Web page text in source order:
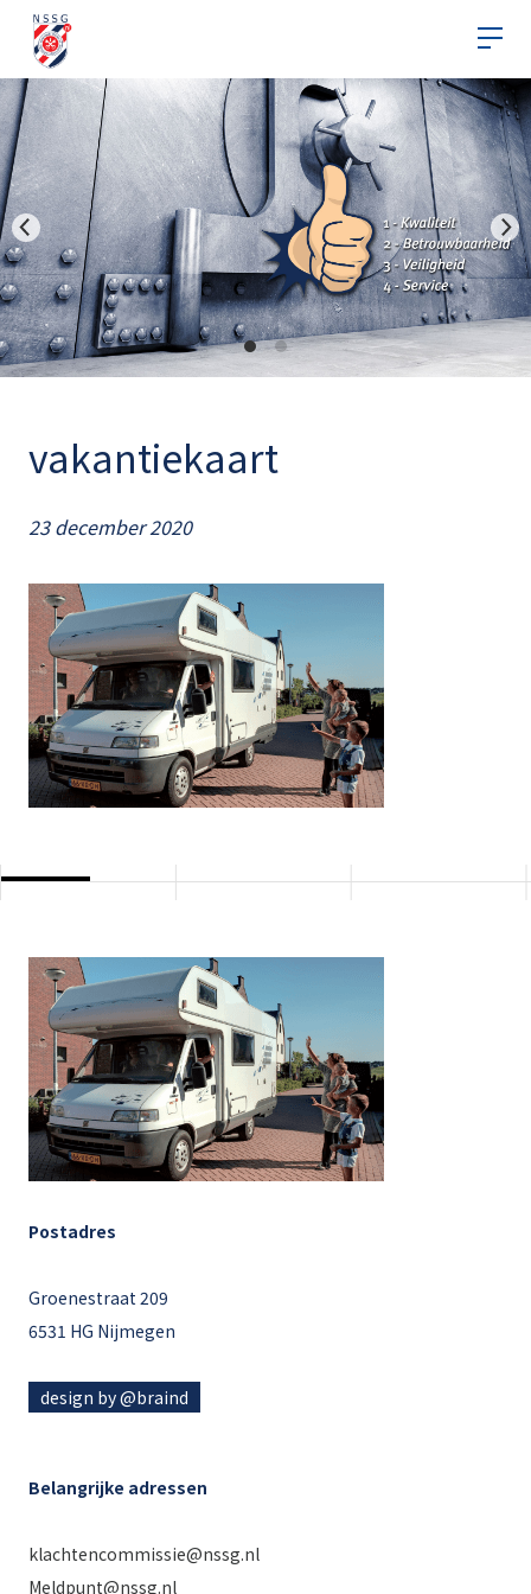
vakantiekaart
23 december 2020
Postadres
Groenestraat 209
6531 HG Nijmegen
design by @braind
Belangrijke adressen
klachtencommissie@nssg.nl
Meldpunt@nssg.nl